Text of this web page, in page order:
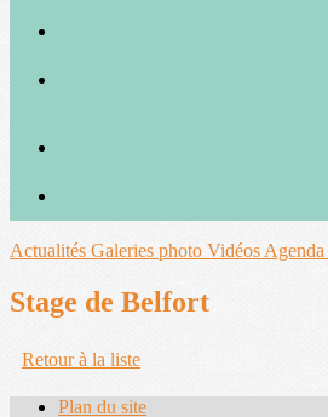
Actualités Galeries photo Vidéos Agenda
Stage de Belfort
Retour à la liste
Plan du site